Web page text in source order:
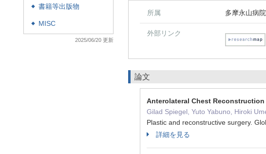
◆ 書籍等出版物
◆ MISC
2025/06/20 更新
所属 多摩永山病
外部リンク
論文
Anterolateral Chest
Gilad Spiegel, Yuto Yabuno, Hiroki
Plastic and reconstructive surgery.
詳細を見る